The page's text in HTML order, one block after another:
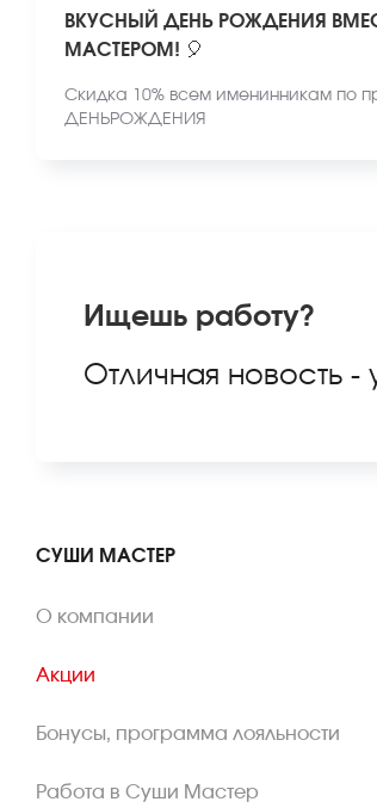
ВКУСНЫЙ ДЕНЬ РОЖДЕНИЯ
МАСТЕРОМ! 🎈
Скидка 10% всем именинникам по
ДЕНЬРОЖДЕНИЯ
Ищешь работу?
Отличная новость
СУШИ МАСТЕР
О компании
Акции
Бонусы, программа лояльности
Работа в Суши Мастер